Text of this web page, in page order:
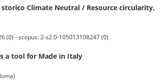
Climate Neutral / Resource circularity,
(0) - scopus: 2-s2.0-105013108247 (0)
a tool for Made in Italy